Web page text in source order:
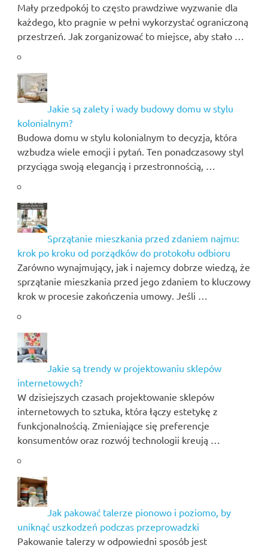
Mały przedpokój to często prawdziwe wyzwanie dla
każdego, kto pragnie w pełni wykorzystać ograniczoną
przestrzeń. Jak zorganizować to miejsce, aby stało …
Jakie są zalety i wady budowy domu w stylu
kolonialnym?
Budowa domu w stylu kolonialnym to decyzja, która
wzbudza wiele emocji i pytań. Ten ponadczasowy styl
przyciąga swoją elegancją i przestronnością, …
Sprzątanie mieszkania przed zdaniem najmu:
krok po kroku od porządków do protokołu odbioru
Zarówno wynajmujący, jak i najemcy dobrze wiedzą, że
sprzątanie mieszkania przed jego zdaniem to kluczowy
krok w procesie zakończenia umowy. Jeśli …
Jakie są trendy w projektowaniu sklepów
internetowych?
W dzisiejszych czasach projektowanie sklepów
internetowych to sztuka, która łączy estetykę z
funkcjonalnością. Zmieniające się preferencje
konsumentów oraz rozwój technologii kreują …
Jak pakować talerze pionowo i poziomo, by
uniknąć uszkodzeń podczas przeprowadzki
Pakowanie talerzy w odpowiedni sposób jest